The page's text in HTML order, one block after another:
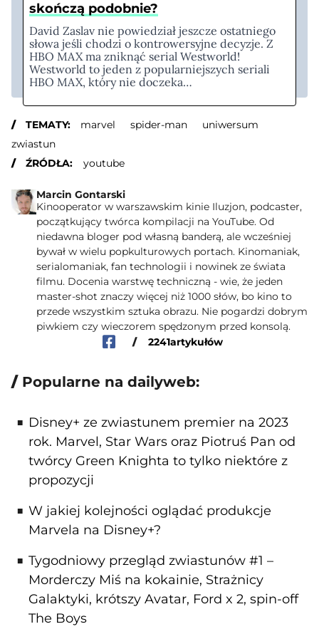
skończą podobnie?
David Zaslav nie powiedział jeszcze ostatniego
słowa jeśli chodzi o kontrowersyjne decyzje. Z
HBO MAX ma zniknąć serial Westworld!
Westworld to jeden z popularniejszych seriali
HBO MAX, który nie doczeka…
TEMATY: marvel spider-man
uniwersum
zwiastun
ŹRÓDŁA:
youtube
Marcin Gontarski
Kinooperator w warszawskim kinie Iluzjon, podcaster,
początkujący twórca kompilacji na YouTube. Od
niedawna bloger pod własną banderą, ale wcześniej
bywał w wielu popkulturowych portach. Kinomaniak,
serialomaniak, fan technologii i nowinek ze świata
filmu. Docenia warstwę techniczną - wie, że jeden
master-shot znaczy więcej niż 1000 słów, bo kino to
przede wszystkim sztuka obrazu. Nie pogardzi dobrym
piwkiem czy wieczorem spędzonym przed konsolą.
/
2241artykułów
Popularne na dailyweb:
Disney+ ze zwiastunem premier na 2023
rok. Marvel, Star Wars oraz Piotruś Pan od
twórcy Green Knighta to tylko niektóre z
propozycji
W jakiej kolejności oglądać produkcje
Marvela na Disney+?
Tygodniowy przegląd zwiastunów #1 –
Morderczy Miś na kokainie, Strażnicy
Galaktyki, krótszy Avatar, Ford x 2, spin-off
The Boys